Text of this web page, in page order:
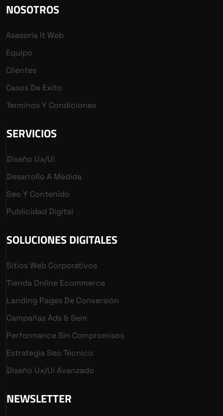
NOSOTROS
Asesoria It Web
Equipo
Clientes
Casos De Exito
Terminos Y Condiciones
SERVICIOS
Diseño Ux/ui
Desarrollo A Medida
Seo Y Contenido
Publicidad Digital
SOLUCIONES DIGITALES
Sitios Web Corporativos
Tienda Online Ecommerce
Landing Pages De Conversión
Campañas Ads & Sem
Performance Sin Compromisos
Estrategia Seo Técnico
Diseño Ux/ui Avanzado
NEWSLETTER